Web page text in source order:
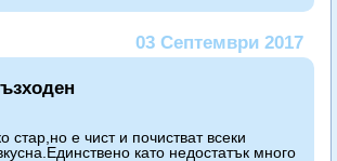
03 Септември 2017
стар,но е чист и почистват всеки
като недостатък много